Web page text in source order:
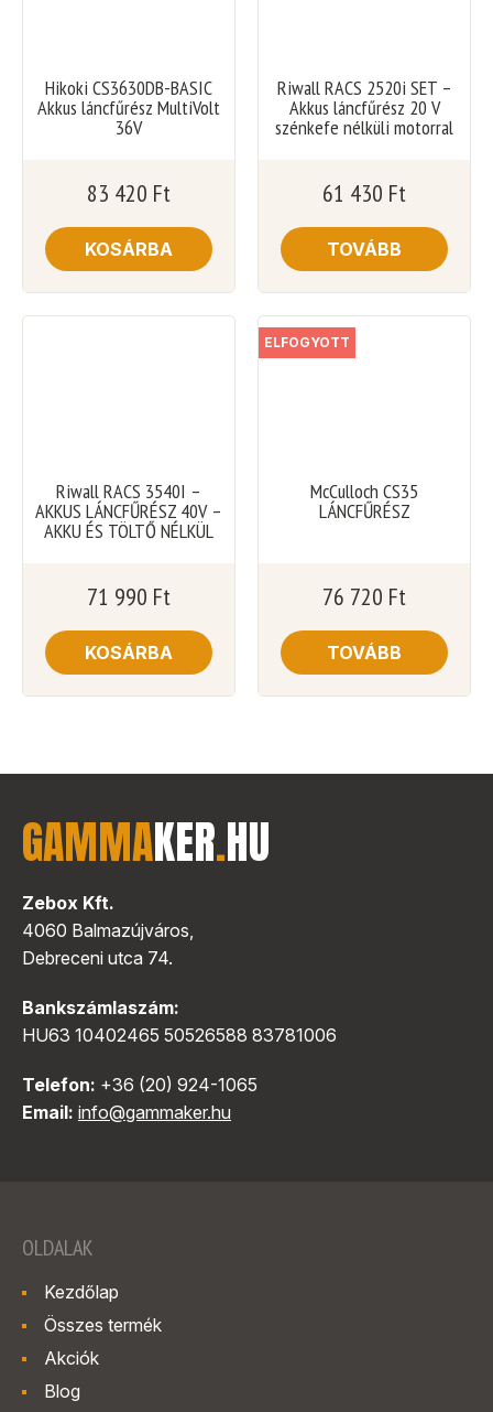
Hikoki CS3630DB-BASIC
Akkus láncfűrész MultiVolt
36V
83 420 Ft
KOSÁRBA
Riwall RACS 2520i SET –
Akkus láncfűrész 20 V
szénkefe nélküli motorral
61 430 Ft
TOVÁBB
Riwall RACS 3540I –
AKKUS LÁNCFŰRÉSZ 40V –
AKKU ÉS TÖLTŐ NÉLKÜL
71 990 Ft
KOSÁRBA
ELFOGYOTT
McCulloch CS35
LÁNCFŰRÉSZ
76 720 Ft
TOVÁBB
GAMMAKER.HU
Zebox Kft.
4060 Balmazújváros,
Debreceni utca 74.
Bankszámlaszám:
HU63 10402465 50526588 83781006
Telefon: +36 (20) 924-1065
Email: info@gammaker.hu
OLDALAK
Kezdőlap
Összes termék
Akciók
Blog